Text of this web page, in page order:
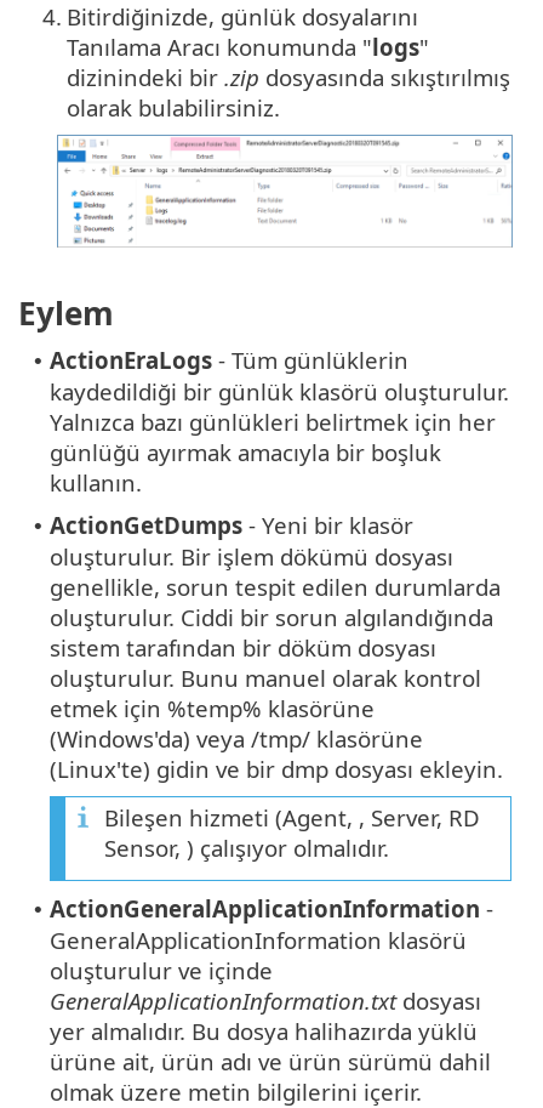
4. Bitirdiğinizde, günlük dosyalarını
Tanılama Aracı konumunda "logs"
dizinindeki bir .zip dosyasında sıkıştırılmış
olarak bulabilirsiniz.
Eylem
• ActionEraLogs - Tüm günlüklerin
kaydedildiği bir günlük klasörü oluşturulur.
Yalnızca bazı günlükleri belirtmek için her
günlüğü ayırmak amacıyla bir boşluk
kullanın.
• ActionGetDumps - Yeni bir klasör
oluşturulur. Bir işlem dökümü dosyası
genellikle, sorun tespit edilen durumlarda
oluşturulur. Ciddi bir sorun algılandığında
sistem tarafından bir döküm dosyası
oluşturulur. Bunu manuel olarak kontrol
etmek için %temp% klasörüne
(Windows'da) veya /tmp/ klasörüne
(Linux'te) gidin ve bir dmp dosyası ekleyin.
Bileşen hizmeti (Agent, , Server, RD
Sensor, ) çalışıyor olmalıdır.
• ActionGeneralApplicationInformation -
GeneralApplicationInformation klasörü
oluşturulur ve içinde
GeneralApplicationInformation.txtdosyası
yer almalıdır. Bu dosya halihazırda yüklü
ürüne ait, ürün adı ve ürün sürümü dahil
olmak üzere metin bilgilerini içerir.